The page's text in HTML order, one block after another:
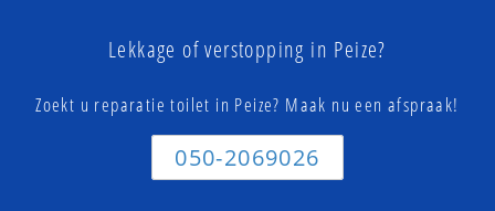
Lekkage of verstopping in Peize?
Zoekt u reparatie toilet in Peize? Maak nu een afspraak!
050-2069026